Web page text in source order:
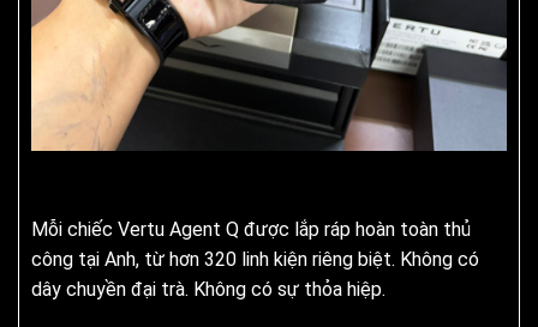
Mỗi chiếc Vertu Agent Q được lắp ráp hoàn toàn thủ
công tại Anh, từ hơn 320 linh kiện riêng biệt. Không có
dây chuyền đại trà. Không có sự thỏa hiệp.